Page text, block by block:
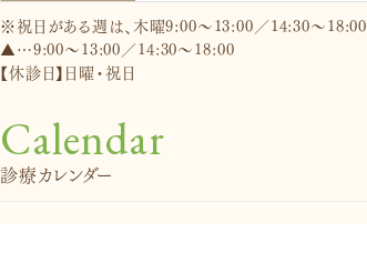
※祝日がある週は、木曜9:00～13:00／14:30～18:00
▲…9:00～13:00／14:30～18:00
【休診日】日曜・祝日
Calendar
診療カレンダー